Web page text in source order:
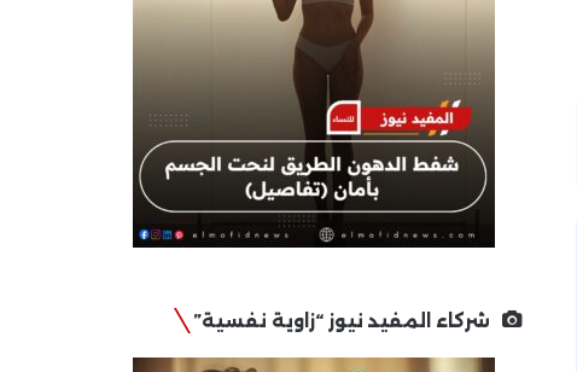
شركاء المفيد نيوز “زاوية نفسية”